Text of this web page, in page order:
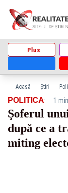
Plus
Acasă Știri
POLITICA· 1
Şoferul
după ce a
miting